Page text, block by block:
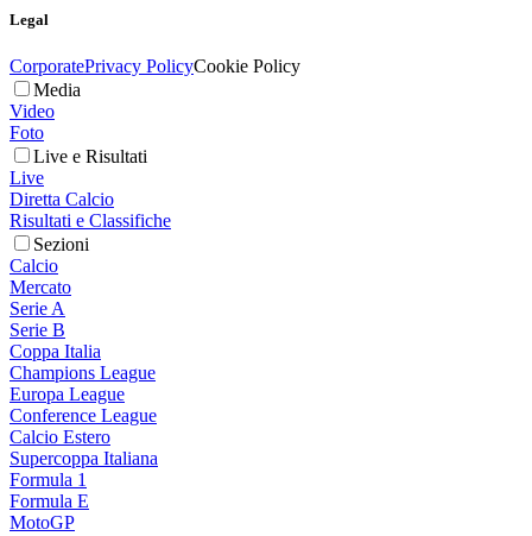
Legal
CorporatePrivacy PolicyCookie Policy
Media
Video
Foto
Live e Risultati
Live
Diretta Calcio
Risultati e Classifiche
Sezioni
Calcio
Mercato
Serie A
Serie B
Coppa Italia
Champions League
Europa League
Conference League
Calcio Estero
Supercoppa Italiana
Formula 1
Formula E
MotoGP